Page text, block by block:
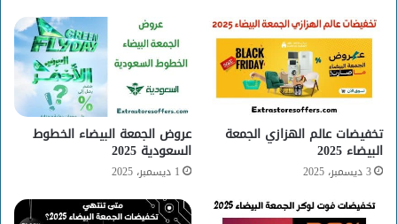
تخفيضات عالم الهزازي الجمعة
البيضاء 2025
3 ديسمبر، 2025
عروض الجمعة البيضاء الخطوط
السعودية 2025
1 ديسمبر، 2025